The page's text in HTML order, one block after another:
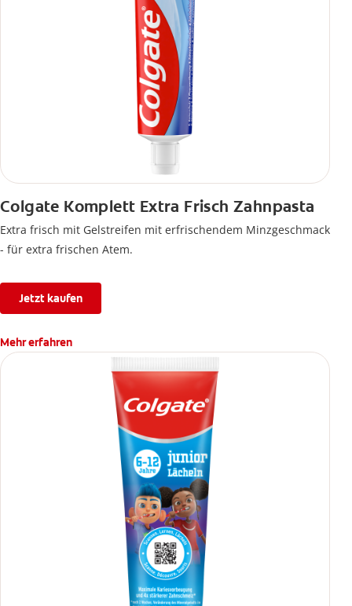
Colgate Komplett Extra Frisch Zahnpasta
Extra frisch mit Gelstreifen mit erfrischendem Minzgeschmack
- für extra frischen Atem.
Jetzt kaufen
Mehr erfahren